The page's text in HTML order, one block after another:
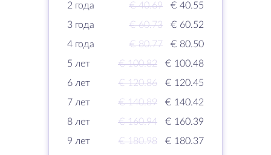
2 года
€ 40.69
€ 40.55
3 года
€ 60.73
€ 60.52
4 года
€ 80.77
€ 80.50
5 лет
€ 100.82
€ 100.48
6 лет
€ 120.86
€ 120.45
7 лет
€ 140.89
€ 140.42
8 лет
€ 160.94
€ 160.39
9 лет
€ 180.98
€ 180.37